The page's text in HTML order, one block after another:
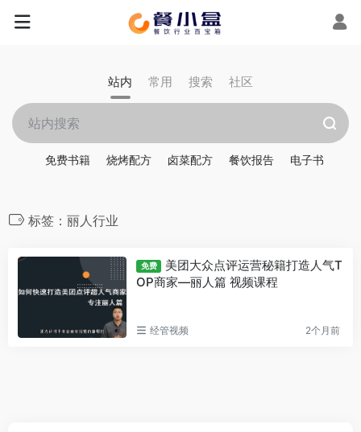
站内 常用 搜索 社区
免费书籍 烧烤配方 卤菜配方 餐饮报告 电子书
标签：丽人行业
免费
美团大众点评运营秘籍打造人气T
OP商家—丽人篇 视频课程
经管视频 2个月前